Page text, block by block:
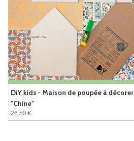
DiY kids - Maison de poupée à décorer
"Chine"
26.50 €